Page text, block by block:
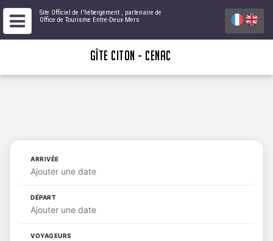
Site Officiel de l'hébergement , partenaire de
Office de Tourisme Entre-Deux-Mers
GÎTE CITON - CENAC
ARRIVÉE
Ajouter une date
DÉPART
Ajouter une date
VOYAGEURS